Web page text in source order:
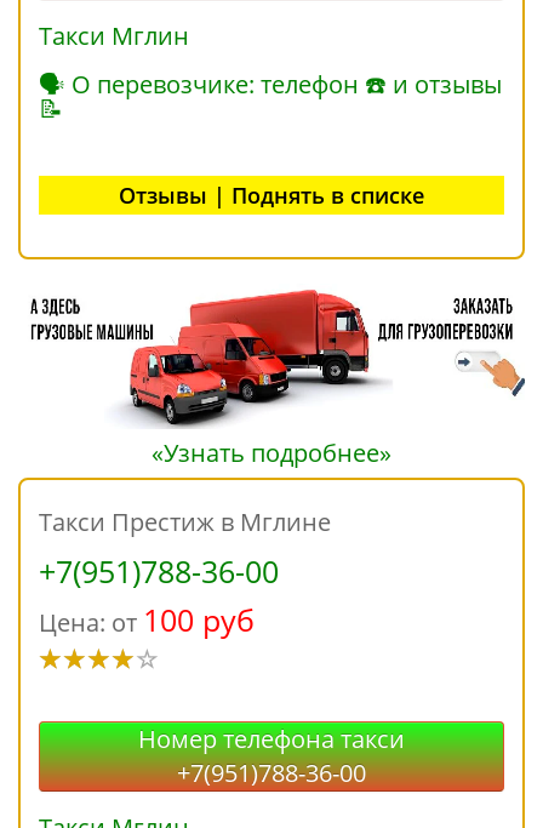
Такси Мглин
🗣 О перевозчике: телефон ☎ и отзывы
📝
Отзывы | Поднять в списке
«Узнать подробнее»
Такси Престиж в Мглине
+7(951)788-36-00
Цена: от 100 руб
Номер телефона такси
+7(951)788-36-00